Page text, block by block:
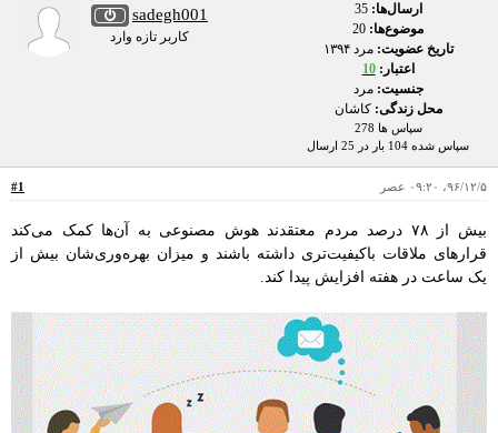
sadegh001
کاربر تازه وارد
ارسال‌ها:35
موضوع‌ها:
تاریخ عضویت:مرد ۱۳۹۴
اعتبار:10
جنسیت: مرد
محل زندگی: کاشان
سپاس ها 278
سپاس شده 104 بار در 25 ارسال
#1 ۹۶/۱۲/۵، ۰۹:۲۰ عصر
بیش از ۷۸ درصد مردم معتقدند هوش مصنوعی به آن‌ها کمک می‌کند
قرارهای ملاقات‌ باکیفیت‌تری داشته باشند و میزان بهره‌وری‌شان بیش از
یک ساعت در هفته افزایش پیدا کند.